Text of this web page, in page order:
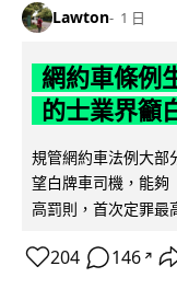
Lawton 1 日
網約車條例
的士業界籲
規管網約車法例大部
望白牌車司機，能夠
高罰則，首次定罪最
204 146 ↗